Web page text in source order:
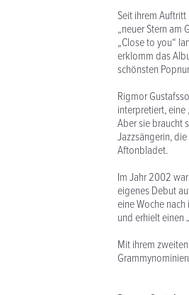
Seit ihrem
„neuer Stern am
„Close to you“
erklomm das
schönsten
Rigmor
interpretiert,
Aber sie braucht
Jazzsängerin,
Aftonbladet.
Im Jahr 2002
eigenes Debut
eine Woche
und erhielt einen
Mit ihrem